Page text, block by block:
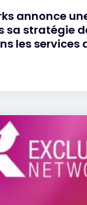
annonce
sa stratégie
les